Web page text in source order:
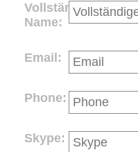
Vollständiger
Name:
Email:
Phone:
Skype: